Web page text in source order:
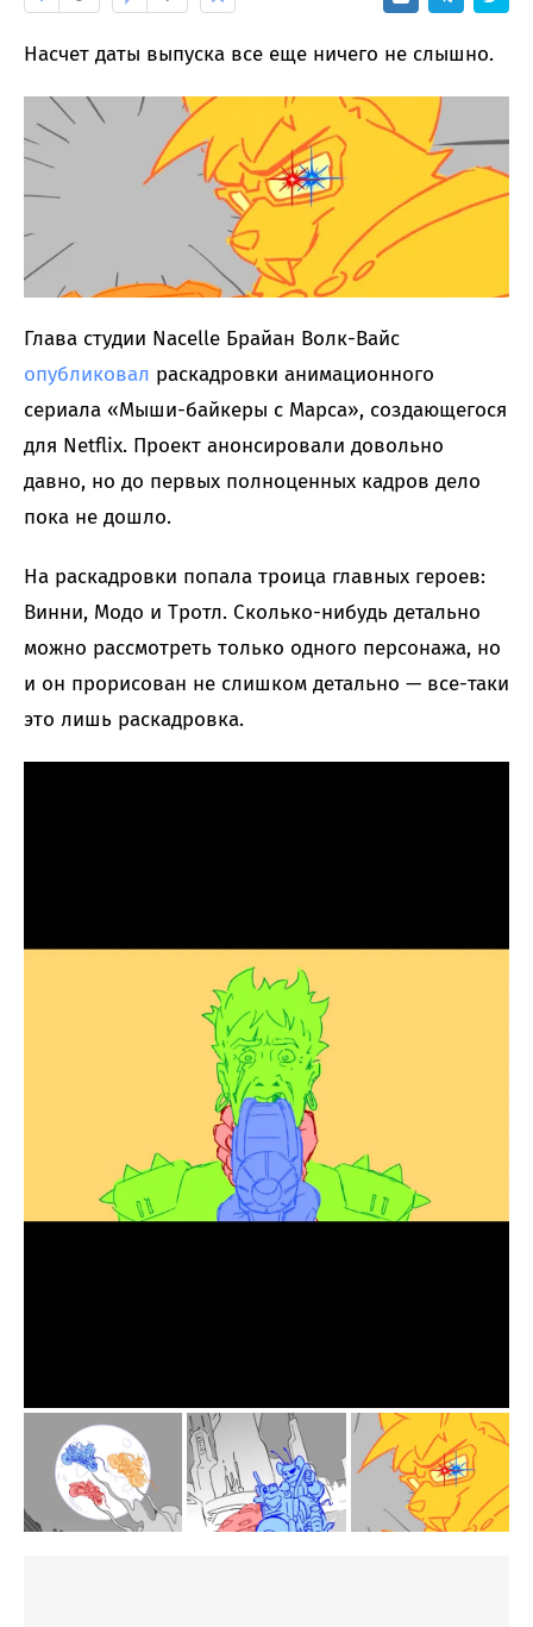
Насчет даты выпуска все еще ничего не слышно.
Глава студии Nacelle Брайан Волк-Вайс
опубликовал раскадровки анимационного
сериала «Мыши-байкеры с Марса», создающегося
для Netflix. Проект анонсировали довольно
давно, но до первых полноценных кадров дело
пока не дошло.
На раскадровки попала троица главных героев:
Винни, Модо и Тротл. Сколько-нибудь детально
можно рассмотреть только одного персонажа, но
и он прорисован не слишком детально — все-таки
это лишь раскадровка.